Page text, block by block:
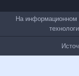
На
рекомендательные